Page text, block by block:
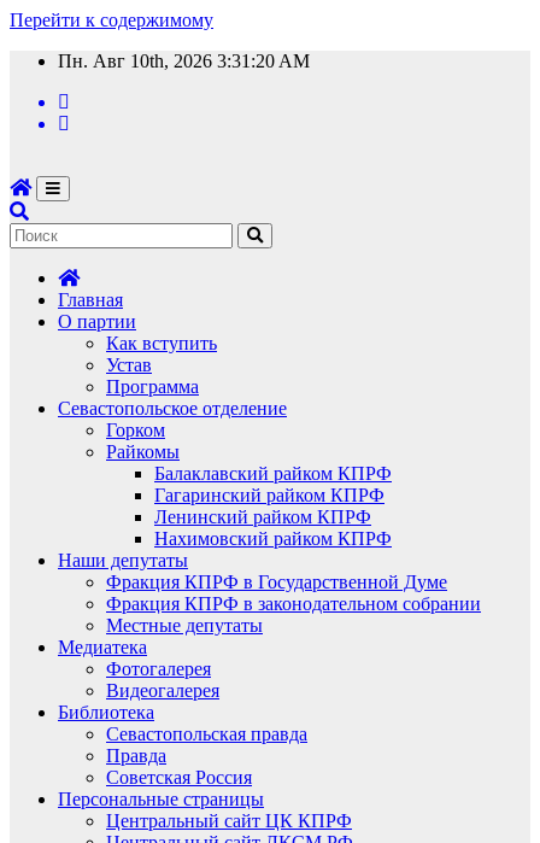
Перейти к содержимому
Пн. Авг 10th, 2026 3:31:21 AM
Главная
О партии
Как вступить
Устав
Программа
Севастопольское отделение
Горком
Райкомы
Балаклавский райком КПРФ
Гагаринский райком КПРФ
Ленинский райком КПРФ
Нахимовский райком КПРФ
Наши депутаты
Фракция КПРФ в Государственной Думе
Фракция КПРФ в законодательном собрании
Местные депутаты
Медиатека
Фотогалерея
Видеогалерея
Библиотека
Севастопольская правда
Правда
Советская Россия
Персональные страницы
Центральный сайт ЦК КПРФ